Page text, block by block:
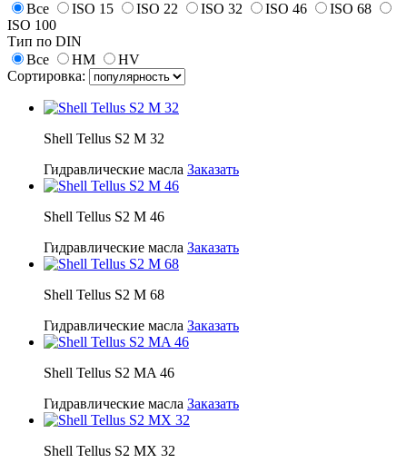
Все
ISO 15 ISO 22 ISO 32 ISO 46
ISO 68
ISO 100
Тип по DIN
Все
HM
HV
Сортировка:
Shell Tellus S2 M 32
Гидравлические масла Заказать
Shell Tellus S2 M 46
Гидравлические масла Заказать
Shell Tellus S2 M 68
Гидравлические масла Заказать
Shell Tellus S2 MA 46
Гидравлические масла Заказать
Shell Tellus S2 MX 32